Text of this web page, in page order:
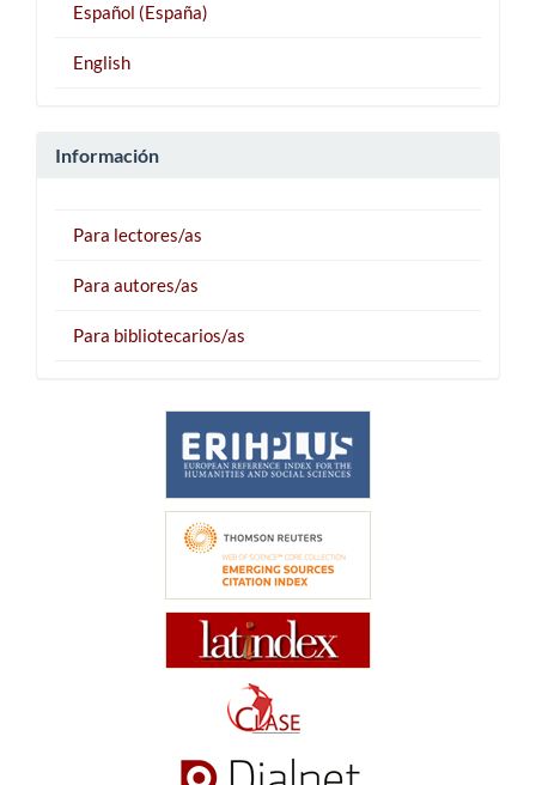
Español (España)
English
Información
Para lectores/as
Para autores/as
Para bibliotecarios/as